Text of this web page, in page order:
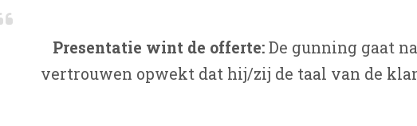
Presentatie wint de offerte:De gunning gaat
vertrouwen opwekt dat hij/zij de taal van de